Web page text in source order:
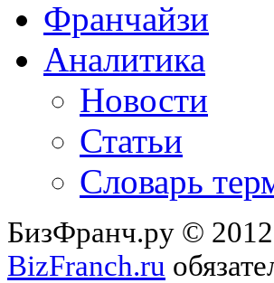
Франчайзи
Аналитика
Новости
Статьи
Словарь
БизФранч.ру ©
BizFranch.ru